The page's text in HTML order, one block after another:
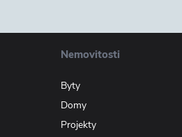
Nemovitosti
Byty
Domy
Projekty